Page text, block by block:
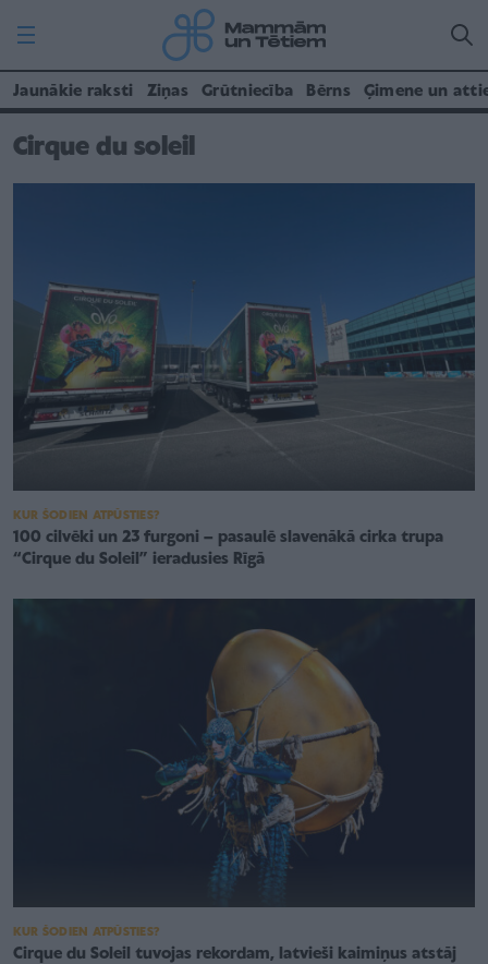
Jaunākie raksti Ziņas Grūtniecība Bērns Ģimene un
Cirque du soleil
KUR ŠODIEN ATPŪSTIES?
100 cilvēki un 23 furgoni – pasaulē slavenākā cirka trupa
“Cirque du Soleil” ieradusies Rīgā
KUR ŠODIEN ATPŪSTIES?
Cirque du Soleil tuvojas rekordam, latvieši kaimiņus atstāj